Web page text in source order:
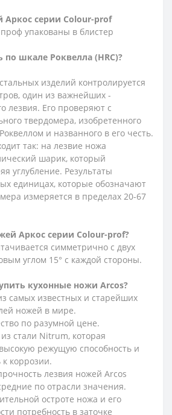
Аркос серии Сolour-prof
упакованы в блистер
по шкале Роквелла (HRC)?
изделий контролируется
один из важнейших -
лезвия. Его проверяют с
твердомера, изобретенного
и названного в его честь.
так: на лезвие ножа
шарик, который
углубление. Результаты
единицах, которые обозначают
измеряется в пределах 20-67
Аркос серии Сolour-prof?
симметрично с двух
углом 15° с каждой стороны.
кухонные ножи Arcos?
самых известных и старейших
ножей в мире.
по разумной цене.
стали Nitrum, которая
режущую способность и
к коррозии.
лезвия ножей Arcos
по отрасли значения.
остроте ножа и его
потребность в заточке